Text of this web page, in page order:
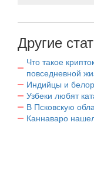
Другие
Что такое
повседневной
Индийцы и
Узбеки любят
В Псковскую
Каннаваро